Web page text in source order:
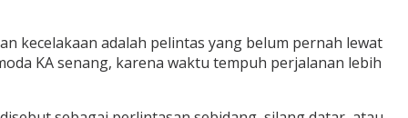
kecelakaan adalah pelintas yang belum pernah lewat
KA senang, karena waktu tempuh perjalanan lebih